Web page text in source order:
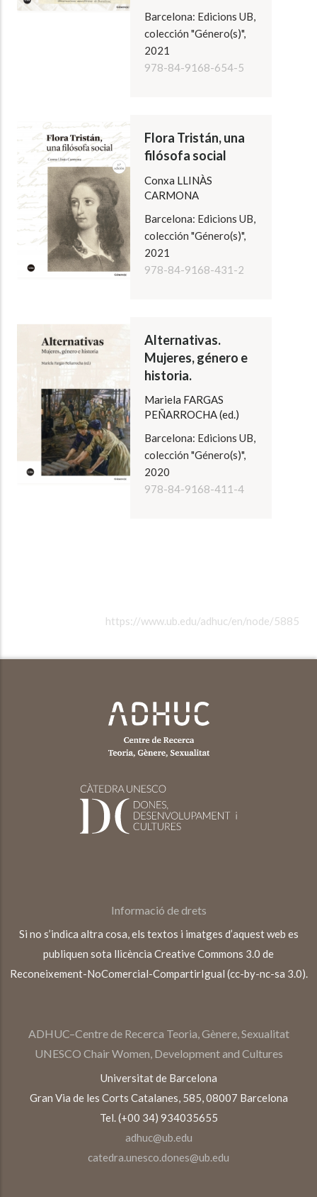
Barcelona: Edicions UB,
colección "Género(s)",
2021
978-84-9168-654-5
Flora Tristán, una
filósofa social
Conxa LLINÀS
CARMONA
Barcelona: Edicions UB,
colección "Género(s)",
2021
978-84-9168-431-2
Alternativas.
Mujeres, género e
historia.
Mariela FARGAS
PEÑARROCHA (ed.)
Barcelona: Edicions UB,
colección "Género(s)",
2020
978-84-9168-411-4
https://www.ub.edu/adhuc/en/node/5885
Informació de drets
Si no s’indica altra cosa, els textos i imatges d’aquest web es
publiquen sota llicència Creative Commons 3.0 de
Reconeixement-NoComercial-CompartirIgual (cc-by-nc-sa 3.0).
ADHUC–Centre de Recerca Teoria, Gènere, Sexualitat
UNESCO Chair Women, Development and Cultures
Universitat de Barcelona
Gran Via de les Corts Catalanes, 585, 08007 Barcelona
Tel. (+00 34) 934035655
adhuc@ub.edu
catedra.unesco.dones@ub.edu